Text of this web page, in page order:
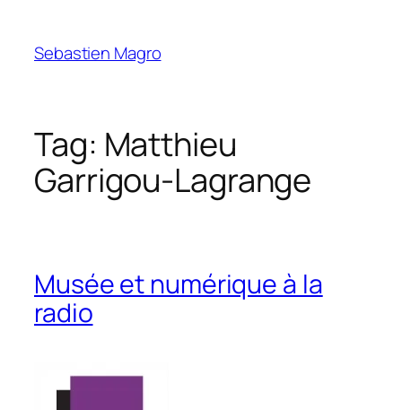
content
Sebastien Magro
Tag: Matthieu
Garrigou-Lagrange
Musée et numérique à la
radio